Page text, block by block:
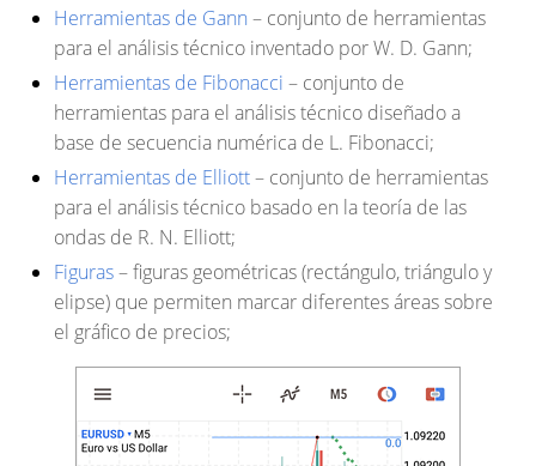
Herramientas de Gann – conjunto de herramientas
para el análisis técnico inventado por W. D. Gann;
Herramientas de Fibonacci – conjunto de
herramientas para el análisis técnico diseñado a
base de secuencia numérica de L. Fibonacci;
Herramientas de Elliott– conjunto de herramientas
para el análisis técnico basado en la teoría de las
ondas de R. N. Elliott;
Figuras– figuras geométricas (rectángulo, triángulo y
elipse) que permiten marcar diferentes áreas sobre
el gráfico de precios;